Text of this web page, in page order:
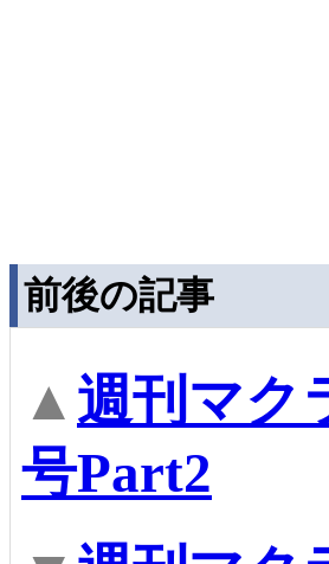
前後の記事
▲ 週刊マク
号Part2